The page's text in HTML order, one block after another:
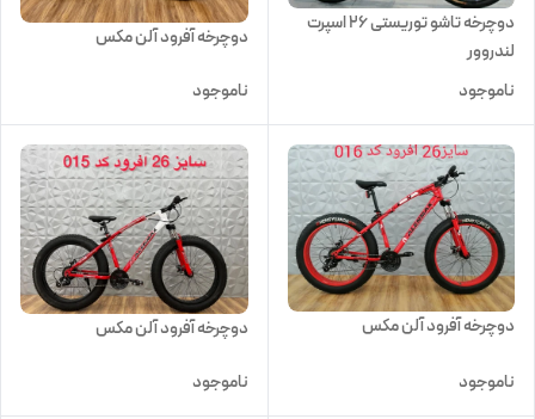
دوچرخه تاشو توریستی 26 اسپرت
لندروور
ناموجود
دوچرخه آفرود آلن مکس
ناموجود
دوچرخه آفرود آلن مکس
ناموجود
دوچرخه آفرود آلن مکس
ناموجود